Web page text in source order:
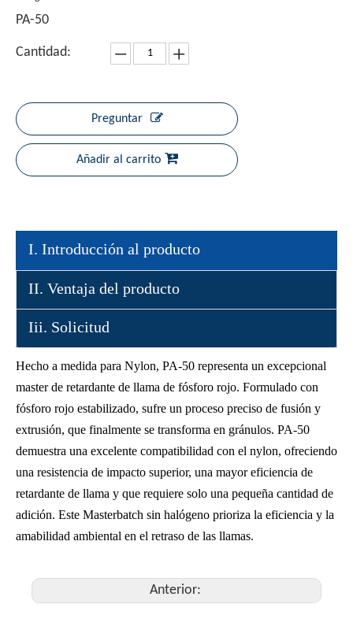
PA-50
Cantidad:
Preguntar
Añadir al carrito
I. Introducción al producto
II. Ventaja del producto
Iii. Solicitud
Hecho a medida para Nylon, PA-50 representa un excepcional
master de retardante de llama de fósforo rojo. Formulado con
fósforo rojo estabilizado, sufre un proceso preciso de fusión y
extrusión, que finalmente se transforma en gránulos. PA-50
demuestra una excelente compatibilidad con el nylon, ofreciendo
una resistencia de impacto superior, una mayor eficiencia de
retardante de llama y que requiere solo una pequeña cantidad de
adición. Este Masterbatch sin halógeno prioriza la eficiencia y la
amabilidad ambiental en el retraso de las llamas.
Anterior: